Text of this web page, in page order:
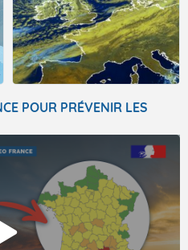
POUR PRÉVENIR LES